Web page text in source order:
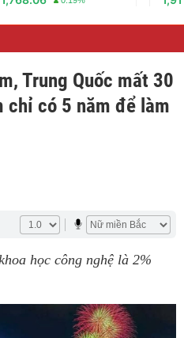
Trung Quốc mất 30
chỉ có 5 năm để làm
học công nghệ là 2%